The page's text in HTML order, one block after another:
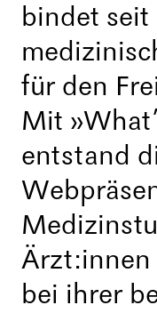
bindet seit
für den
Mit
entstand
bei ihrer